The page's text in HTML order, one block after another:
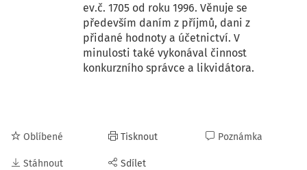
ev.č. 1705 od roku 1996. Věnuje se
především daním z příjmů, dani z
přidané hodnoty a účetnictví. V
minulosti také vykonával činnost
konkurzního správce a likvidátora.
Oblíbené
Stáhnout
Tisknout
Sdílet
Poznámka